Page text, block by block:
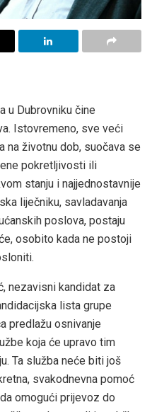
u Dubrovniku čine
Istovremeno, sve veći
na životnu dob, suočava se
pokretljivosti ili
stanju i najjednostavnije
liječniku, savladavanja
poslova, postaju
osobito kada ne postoji
nezavisni kandidat za
lista grupe
predlažu osnivanje
koja će upravo tim
Ta služba neće biti još
svakodnevna pomoć
omogući prijevoz do